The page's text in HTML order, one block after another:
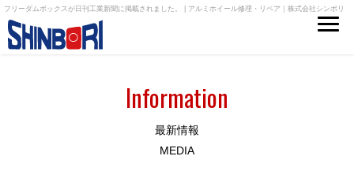
フリーダムボックスが日刊工業新聞に掲載されました。 | アルミホイール修理・リペア｜株式会社シンボリ
Information
最新情報
MEDIA